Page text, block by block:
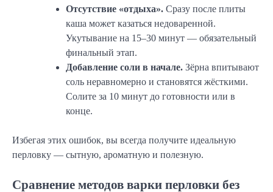
Отсутствие «отдыха». Сразу после плиты
каша может казаться недоваренной.
Укутывание на 15–30 минут — обязательный
финальный этап.
Добавление соли в начале. Зёрна впитывают
соль неравномерно и становятся жёсткими.
Солите за 10 минут до готовности или в
конце.
Избегая этих ошибок, вы всегда получите идеальную
перловку — сытную, ароматную и полезную.
Сравнение методов варки перловки без